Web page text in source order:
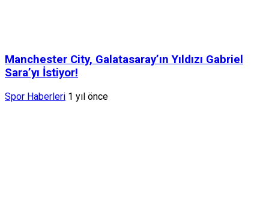
Manchester City, Galatasaray’ın Yıldızı Gabriel
Sara’yı İstiyor!
Spor Haberleri 1 yıl önce